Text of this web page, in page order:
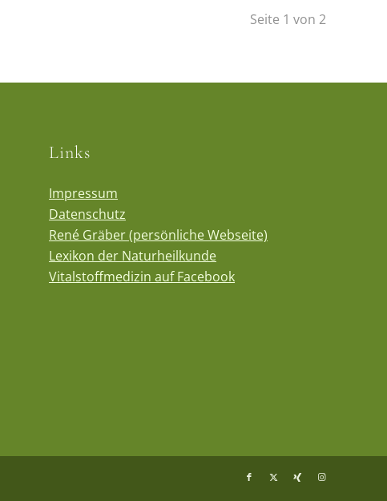
Seite 1 von 2
Links
Impressum
Datenschutz
René Gräber (persönliche Webseite)
Lexikon der Naturheilkunde
Vitalstoffmedizin auf Facebook